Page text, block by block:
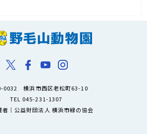
0032 横浜市西区老松町63-10
TEL 045-231-1307
者｜公益財団法人 横浜市緑の協会